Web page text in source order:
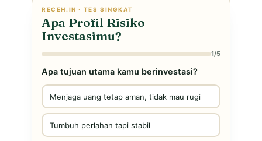
RECEH.IN · TES SINGKAT
Apa Profil Risiko
Investasimu?
1/5
Apa tujuan utama kamu berinvestasi?
Menjaga uang tetap aman, tidak mau rugi
Tumbuh perlahan tapi stabil